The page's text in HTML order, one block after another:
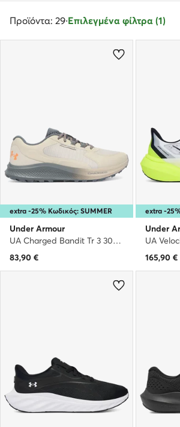
Προϊόντα: 29·Επιλεγμένα φίλτρα (1)
extra -25% Κωδικός: SUMMER
Under Armour
UA Charged Bandit Tr 3 3028371 · Παπούτσια για Τρέξιμο
83,90 €
extra -
Under
165,90 €